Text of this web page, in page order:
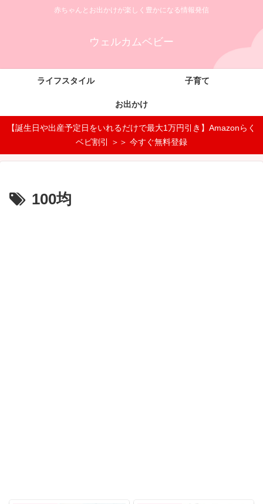
赤ちゃんとお出かけが楽しく豊かになる情報発信
ウェルカムベビー
ライフスタイル 子育て
お出かけ
【誕生日や出産予定日をいれるだけで最大1万円引き】Amazonらく
ベビ割引 ＞＞ 今すぐ無料登録
100均